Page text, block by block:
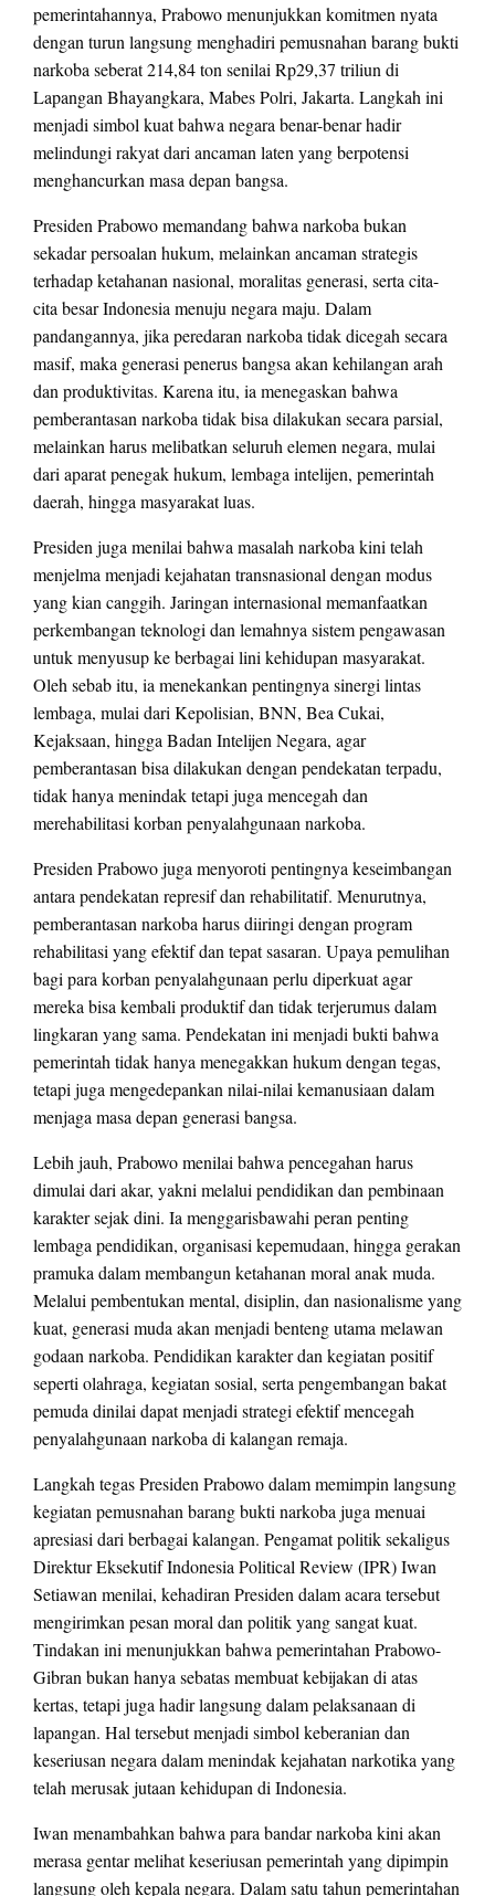
pemerintahannya, Prabowo menunjukkan komitmen nyata
dengan turun langsung menghadiri pemusnahan barang bukti
narkoba seberat 214,84 ton senilai Rp29,37 triliun di
Lapangan Bhayangkara, Mabes Polri, Jakarta. Langkah ini
menjadi simbol kuat bahwa negara benar-benar hadir
melindungi rakyat dari ancaman laten yang berpotensi
menghancurkan masa depan bangsa.
Presiden Prabowo memandang bahwa narkoba bukan
sekadar persoalan hukum, melainkan ancaman strategis
terhadap ketahanan nasional, moralitas generasi, serta cita-
cita besar Indonesia menuju negara maju. Dalam
pandangannya, jika peredaran narkoba tidak dicegah secara
masif, maka generasi penerus bangsa akan kehilangan arah
dan produktivitas. Karena itu, ia menegaskan bahwa
pemberantasan narkoba tidak bisa dilakukan secara parsial,
melainkan harus melibatkan seluruh elemen negara, mulai
dari aparat penegak hukum, lembaga intelijen, pemerintah
daerah, hingga masyarakat luas.
Presiden juga menilai bahwa masalah narkoba kini telah
menjelma menjadi kejahatan transnasional dengan modus
yang kian canggih. Jaringan internasional memanfaatkan
perkembangan teknologi dan lemahnya sistem pengawasan
untuk menyusup ke berbagai lini kehidupan masyarakat.
Oleh sebab itu, ia menekankan pentingnya sinergi lintas
lembaga, mulai dari Kepolisian, BNN, Bea Cukai,
Kejaksaan, hingga Badan Intelijen Negara, agar
pemberantasan bisa dilakukan dengan pendekatan terpadu,
tidak hanya menindak tetapi juga mencegah dan
merehabilitasi korban penyalahgunaan narkoba.
Presiden Prabowo juga menyoroti pentingnya keseimbangan
antara pendekatan represif dan rehabilitatif. Menurutnya,
pemberantasan narkoba harus diiringi dengan program
rehabilitasi yang efektif dan tepat sasaran. Upaya pemulihan
bagi para korban penyalahgunaan perlu diperkuat agar
mereka bisa kembali produktif dan tidak terjerumus dalam
lingkaran yang sama. Pendekatan ini menjadi bukti bahwa
pemerintah tidak hanya menegakkan hukum dengan tegas,
tetapi juga mengedepankan nilai-nilai kemanusiaan dalam
menjaga masa depan generasi bangsa.
Lebih jauh, Prabowo menilai bahwa pencegahan harus
dimulai dari akar, yakni melalui pendidikan dan pembinaan
karakter sejak dini. Ia menggarisbawahi peran penting
lembaga pendidikan, organisasi kepemudaan, hingga gerakan
pramuka dalam membangun ketahanan moral anak muda.
Melalui pembentukan mental, disiplin, dan nasionalisme yang
kuat, generasi muda akan menjadi benteng utama melawan
godaan narkoba. Pendidikan karakter dan kegiatan positif
seperti olahraga, kegiatan sosial, serta pengembangan bakat
pemuda dinilai dapat menjadi strategi efektif mencegah
penyalahgunaan narkoba di kalangan remaja.
Langkah tegas Presiden Prabowo dalam memimpin langsung
kegiatan pemusnahan barang bukti narkoba juga menuai
apresiasi dari berbagai kalangan. Pengamat politik sekaligus
Direktur Eksekutif Indonesia Political Review (IPR) Iwan
Setiawan menilai, kehadiran Presiden dalam acara tersebut
mengirimkan pesan moral dan politik yang sangat kuat.
Tindakan ini menunjukkan bahwa pemerintahan Prabowo-
Gibran bukan hanya sebatas membuat kebijakan di atas
kertas, tetapi juga hadir langsung dalam pelaksanaan di
lapangan. Hal tersebut menjadi simbol keberanian dan
keseriusan negara dalam menindak kejahatan narkotika yang
telah merusak jutaan kehidupan di Indonesia.
Iwan menambahkan bahwa para bandar narkoba kini akan
merasa gentar melihat keseriusan pemerintah yang dipimpin
langsung oleh kepala negara. Dalam satu tahun pemerintahan